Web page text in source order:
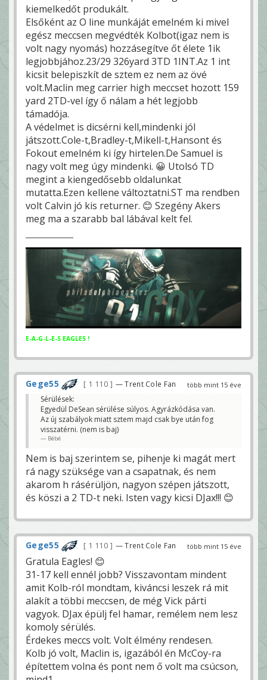
kiemelkedőt produkált.
Elsőként az O line munkáját emelném ki mivel
egész meccsen megvédték Kolbot(igaz nem is
volt nagy nyomás) hozzásegítve őt élete 1ik
legjobbjához.23/29 326yard 3TD 1INT.Az 1 int
kicsit belepiszkít de sztem ez nem az övé
volt.Maclin meg carrier high meccset hozott 159
yard 2TD-vel így ő nálam a hét legjobb
támadója.
A védelmet is dicsérni kell,mindenki jól
játszott.Cole-t,Bradley-t,Mikell-t,Hansont és
Fokout emelném ki így hirtelen.De Samuel is
nagy volt meg úgy mindenki. 😀 Utolsó TD
megint a kiengedősebb oldalunkat
mutatta.Ezen kellene változtatni.ST ma rendben
volt Calvin jó kis returner. 😊 Szegény Akers
meg ma a szarabb bal lábával kelt fel.
E-A-G-L-E-S EAGLES !
több mint 15 éve
Gege55 1 110 — Trent Cole Fan
Sérülések:
Egyedül DeSean sérülése súlyos. Agyrázkódása van.
Az új szabályok miatt sztem majd csak bye után fog
visszatérni. (nem is baj)
Bébé
Nem is baj szerintem se, pihenje ki magát mert
rá nagy szüksége van a csapatnak, és nem
akarom h rásérüljön, nagyon szépen játszott,
és köszi a 2 TD-t neki. Isten vagy kicsi DJax!!! 😊
több mint 15 éve
Gege55 1 110 — Trent Cole Fan
Gratula Eagles! 😊
31-17 kell ennél jobb? Visszavontam mindent
amit Kolb-ról mondtam, kiváncsi leszek rá mit
alakít a többi meccsen, de még Vick párti
vagyok. DJax épülj fel hamar, remélem nem lesz
komoly sérülés.
Érdekes meccs volt. Volt élmény rendesen.
Kolb jó volt, Maclin is, igazából én McCoy-ra
építettem volna és pont nem ő volt ma csúcson,